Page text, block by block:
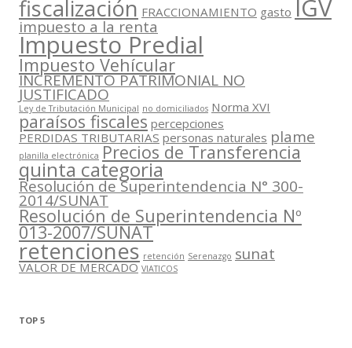
fiscalización FRACCIONAMIENTO gasto IGV
impuesto a la renta
Impuesto Predial
Impuesto Vehícular
INCREMENTO PATRIMONIAL NO
JUSTIFICADO
Ley de Tributación Municipal no domiciliados Norma XVI
paraísos fiscales percepciones
PERDIDAS TRIBUTARIAS personas naturales plame
planilla electrónica Precios de Transferencia
quinta categoria
Resolución de Superintendencia N° 300-
2014/SUNAT
Resolución de Superintendencia Nº
013-2007/SUNAT
retenciones retención Serenazgo sunat
VALOR DE MERCADO VIATICOS
TOP 5